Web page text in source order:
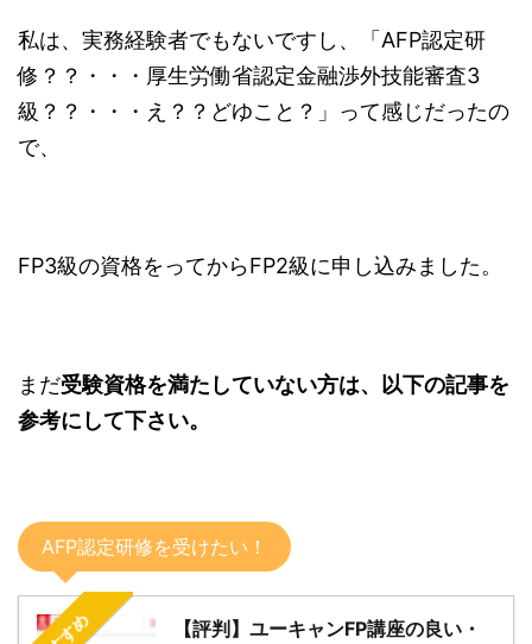
私は、実務経験者でもないですし、「AFP認定研
修？？・・・厚生労働省認定金融渉外技能審査3
級？？・・・え？？どゆこと？」って感じだったの
で、
FP3級の資格をってからFP2級に申し込みました。
まだ受験資格を満たしていない方は、以下の記事を
参考にして下さい。
AFP認定研修を受けたい！
【評判】ユーキャンFP講座の良い・